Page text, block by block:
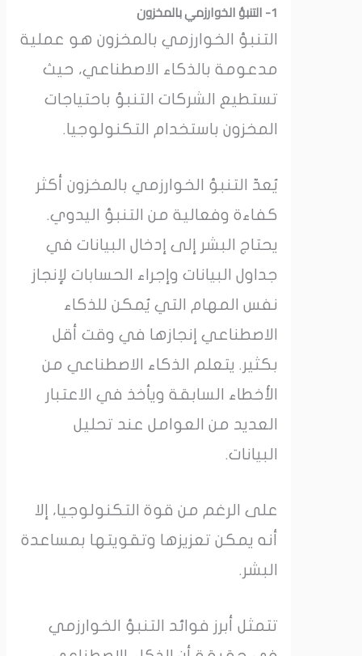
التنبؤ الخوارزمي بالمخزون هو عملية
مدعومة بالذكاء الاصطناعي، حيث
تستطيع الشركات التنبؤ باحتياجات
المخزون باستخدام التكنولوجيا.
يُعدّ التنبؤ الخوارزمي بالمخزون أكثر
كفاءة وفعالية من التنبؤ اليدوي.
يحتاج البشر إلى إدخال البيانات في
جداول البيانات وإجراء الحسابات لإنجاز
نفس المهام التي يُمكن للذكاء
الاصطناعي إنجازها في وقت أقل
بكثير. يتعلم الذكاء الاصطناعي من
الأخطاء السابقة ويأخذ في الاعتبار
العديد من العوامل عند تحليل
البيانات.
على الرغم من قوة التكنولوجيا، إلا
أنه يمكن تعزيزها وتقويتها بمساعدة
البشر.
تتمثل أبرز فوائد التنبؤ الخوارزمي